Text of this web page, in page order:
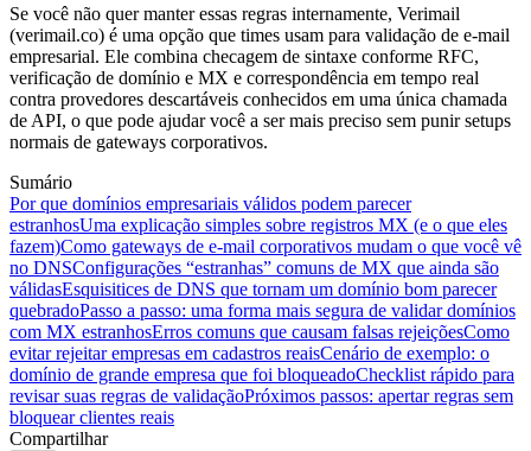
Se você não quer manter essas regras internamente, Verimail
(verimail.co) é uma opção que times usam para validação de e-mail
empresarial. Ele combina checagem de sintaxe conforme RFC,
verificação de domínio e MX e correspondência em tempo real
contra provedores descartáveis conhecidos em uma única chamada
de API, o que pode ajudar você a ser mais preciso sem punir setups
normais de gateways corporativos.
Sumário
Por que domínios empresariais válidos podem parecer
estranhosUma explicação simples sobre registros MX (e o que eles
fazem)Como gateways de e-mail corporativos mudam o que você vê
no DNSConfigurações “estranhas” comuns de MX que ainda são
válidasEsquisitices de DNS que tornam um domínio bom parecer
quebradoPasso a passo: uma forma mais segura de validar domínios
com MX estranhosErros comuns que causam falsas rejeiçõesComo
evitar rejeitar empresas em cadastros reaisCenário de exemplo: o
domínio de grande empresa que foi bloqueadoChecklist rápido para
revisar suas regras de validaçãoPróximos passos: apertar regras sem
bloquear clientes reais
Compartilhar